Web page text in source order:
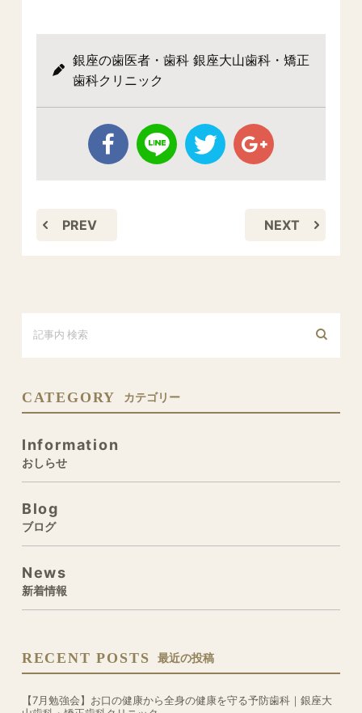
銀座の歯医者・歯科 銀座大山歯科・矯正
歯科クリニック
PREV NEXT
CATEGORY カテゴリー
Information
おしらせ
Blog
ブログ
News
新着情報
RECENT POSTS 最近の投稿
【7月勉強会】お口の健康から全身の健康を守る予防歯科｜銀座大